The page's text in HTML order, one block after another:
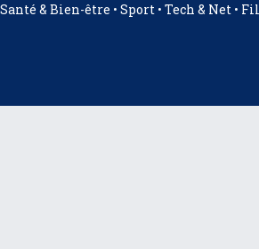
Santé & Bien-être • Sport • Tech & Net •